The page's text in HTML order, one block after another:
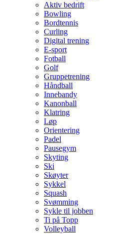
Aktiv bedrift
Bowling
Bordtennis
Curling
Digital trening
E-sport
Fotball
Golf
Gruppetrening
Håndball
Innebandy
Kanonball
Klatring
Løp
Orientering
Padel
Pausegym
Skyting
Ski
Skøyter
Sykkel
Squash
Svømming
Sykle til jobben
Ti på Topp
Volleyball